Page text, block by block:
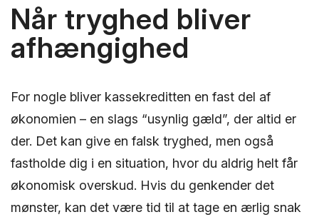
Når tryghed bliver
afhængighed
For nogle bliver kassekreditten en fast del af
økonomien – en slags “usynlig gæld”, der altid er
der. Det kan give en falsk tryghed, men også
fastholde dig i en situation, hvor du aldrig helt får
økonomisk overskud. Hvis du genkender det
mønster, kan det være tid til at tage en ærlig snak